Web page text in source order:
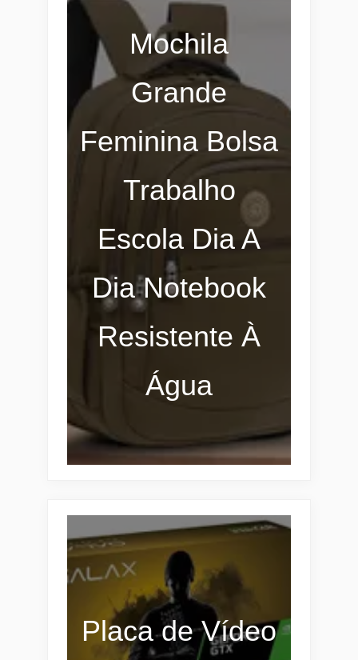
Mochila
Grande
Feminina Bolsa
Trabalho
Escola Dia A
Dia Notebook
Resistente À
Água
Placa de Vídeo